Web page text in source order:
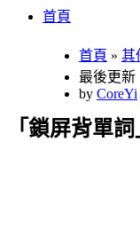
首頁
首頁 » 其
最後更新
by CoreYi
「鎖屏背單